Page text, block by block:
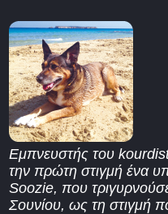
Εμπνευστής του
την πρώτη στιγμή ένα
Soozie, που
Σουνίου, ως τη στιγμή